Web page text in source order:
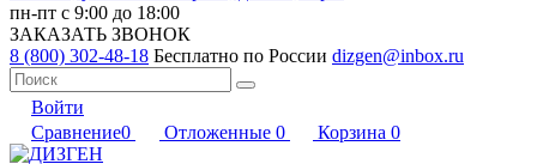
пн-пт с 9:00 до 18:00
ЗАКАЗАТЬ ЗВОНОК
8 (800) 302-48-18 Бесплатно по России dizgen@inbox.ru
Войти
Сравнение0 Отложенные 0 Корзина 0